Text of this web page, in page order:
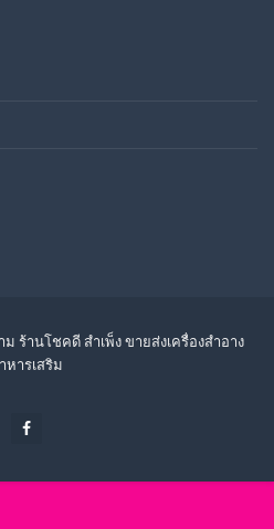
ร้านโชคดี สำเพ็ง ขายส่งเครื่องสำอาง
หารเสริม